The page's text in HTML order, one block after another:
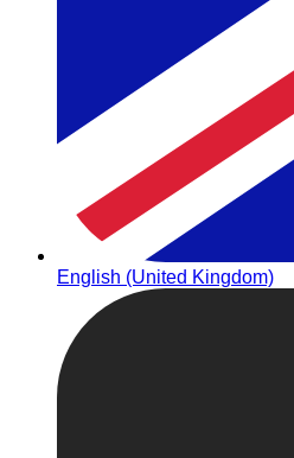
English (United Kingdom)